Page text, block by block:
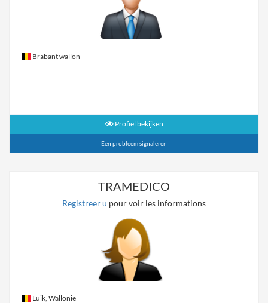
Brabant wallon
Profiel bekijken
Een probleem signaleren
TRAMEDICO
Registreer u pour voir les informations
Luik, Wallonië